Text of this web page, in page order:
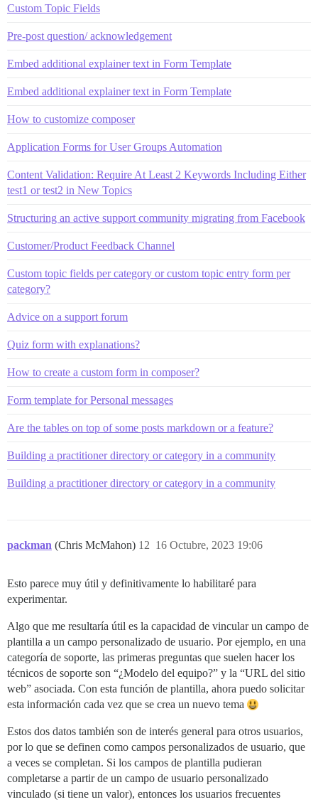
Custom Topic Fields
Pre-post question/ acknowledgement
Embed additional explainer text in Form Template
Embed additional explainer text in Form Template
How to customize composer
Application Forms for User Groups Automation
Content Validation: Require At Least 2 Keywords Including Either
test1 or test2 in New Topics
Structuring an active support community migrating from Facebook
Customer/Product Feedback Channel
Custom topic fields per category or custom topic entry form per
category?
Advice on a support forum
Quiz form with explanations?
How to create a custom form in composer?
Form template for Personal messages
Are the tables on top of some posts markdown or a feature?
Building a practitioner directory or category in a community
Building a practitioner directory or category in a community
packman (Chris McMahon) 16 Octubre, 2023 19:06
12
Esto parece muy útil y definitivamente lo habilitaré para
experimentar.
Algo que me resultaría útil es la capacidad de vincular un campo de
plantilla a un campo personalizado de usuario. Por ejemplo, en una
categoría de soporte, las primeras preguntas que suelen hacer los
técnicos de soporte son “¿Modelo del equipo?” y la “URL del sitio
web” asociada. Con esta función de plantilla, ahora puedo solicitar
esta información cada vez que se crea un nuevo tema
Estos dos datos también son de interés general para otros usuarios,
por lo que se definen como campos personalizados de usuario, que
a veces se completan. Si los campos de plantilla pudieran
completarse a partir de un campo de usuario personalizado
vinculado (si tiene un valor), entonces los usuarios frecuentes